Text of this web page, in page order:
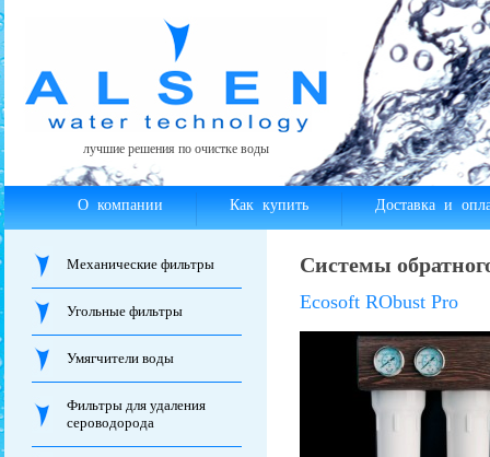
лучшие решения по очистке воды
О компании Как купить Доставка и
Механические фильтры
Угольные фильтры
Умягчители воды
Фильтры для удаления
сероводорода
Системы
Ecosoft RObust Pro